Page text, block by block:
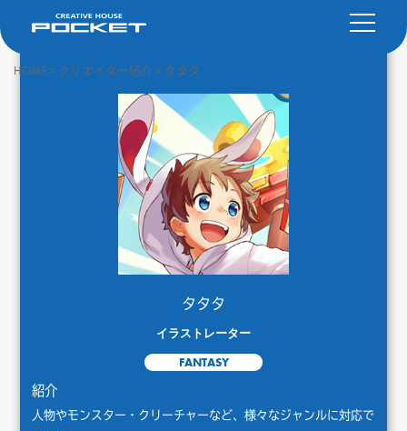
HOME> クリエイター紹介 > タタタ
タタタ
イラストレーター
FANTASY
紹介
人物やモンスター・クリーチャーなど、様々なジャンルに対応で